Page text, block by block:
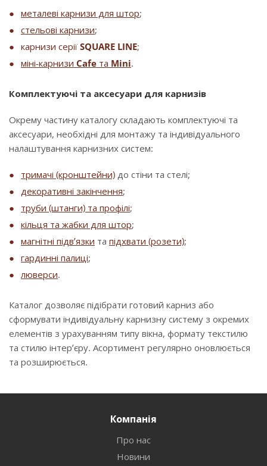
металеві карнизи для штор;
стельові карнизи;
карнизи серії SQUARE LINE;
міні-карнизи Cafe та Mini.
Комплектуючі та аксесуари для карнизів
Окрему частину каталогу складають комплектуючі та
аксесуари, необхідні для монтажу та індивідуального
налаштування карнизних систем:
тримачі (кронштейни) до стіни та стелі;
декоративні закінчення;
труби (штанги) та профілі;
кільця та жабки для штор;
магнітні підв’язки та підхвати (розети);
гардинні палиці;
люверси.
Каталог дозволяє підібрати готовий карниз або
сформувати індивідуальну карнизну систему з окремих
елементів з урахуванням типу вікна, формату текстилю
та стилю інтер’єру. Асортимент регулярно оновлюється
та розширюється.
Компанія
Про нас
Новини